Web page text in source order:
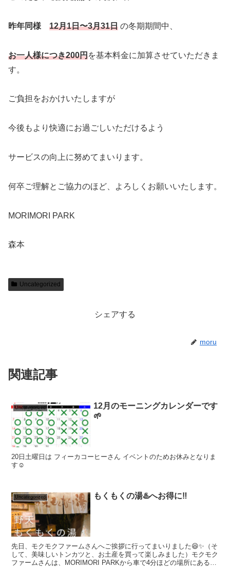
昨年同様 12月1日〜3月31日 の冬期期間中、
お一人様につき200円を基本料金に加算させていただきま
す。
ご負担をおかけいたしますが
今後もより快適にお過ごしいただけるよう
サービスの向上に努めてまいります。
何卒ご理解とご協力のほど、よろしくお願いいたします。
MORIMORI PARK
森本
Uncategorized
シェアする
moru
関連記事
Uncategorized
12月のモーニングカレンダーです
🌱
20日土曜日は フィーカコーヒーさん イベントのためお休みとなりま
す☺️
Uncategorized もくもくの湯♨️へお得に‼️
先日、モクモクファームさんへご挨拶に行ってまいりました😆✨（そ
して、美味しいトンカツと、お土産を買って楽しみました）モクモク
ファームさんは、MORIMORI PARKから車で4分ほどの場所にある人